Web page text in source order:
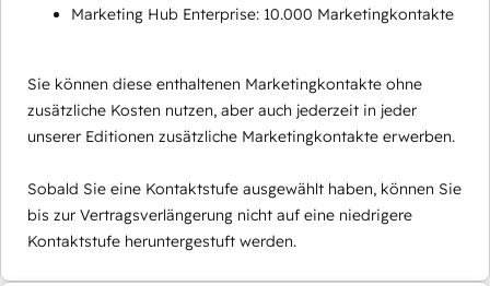
Marketing Hub Enterprise: 10.000 Marketingkontakte
Sie können diese enthaltenen Marketingkontakte ohne
zusätzliche Kosten nutzen, aber auch jederzeit in jeder
unserer Editionen zusätzliche Marketingkontakte erwerben.
Sobald Sie eine Kontaktstufe ausgewählt haben, können Sie
bis zur Vertragsverlängerung nicht auf eine niedrigere
Kontaktstufe heruntergestuft werden.